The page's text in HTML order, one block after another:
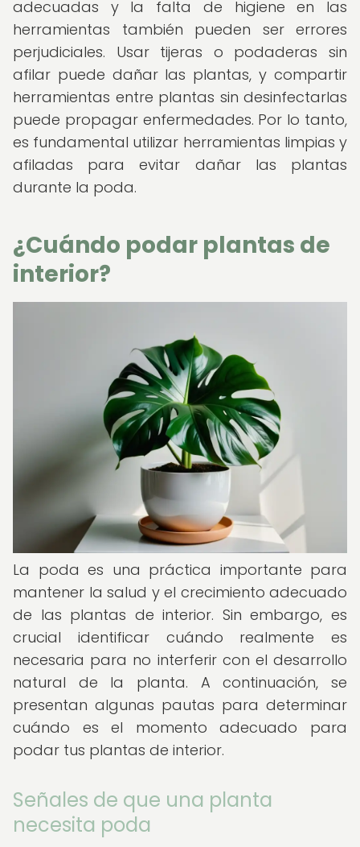
adecuadas y la falta de higiene en las
herramientas también pueden ser errores
perjudiciales. Usar tijeras o podaderas sin
afilar puede dañar las plantas, y compartir
herramientas entre plantas sin desinfectarlas
puede propagar enfermedades. Por lo tanto,
es fundamental utilizar herramientas limpias y
afiladas para evitar dañar las plantas
durante la poda.
¿Cuándo podar plantas de
interior?
La poda es una práctica importante para
mantener la salud y el crecimiento adecuado
de las plantas de interior. Sin embargo, es
crucial identificar cuándo realmente es
necesaria para no interferir con el desarrollo
natural de la planta. A continuación, se
presentan algunas pautas para determinar
cuándo es el momento adecuado para
podar tus plantas de interior.
Señales de que una planta
necesita poda